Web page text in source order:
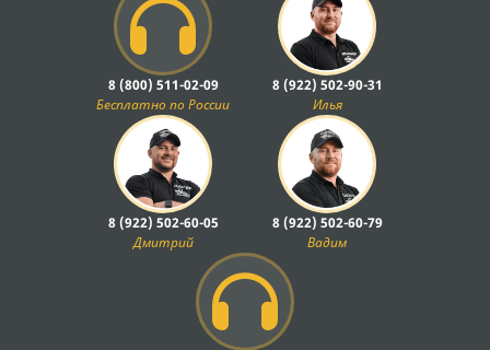
8 (800) 511-02-09
Бесплатно по России
8 (922) 502-90-31
Илья
8 (922) 502-60-05
Дмитрий
8 (922) 502-60-79
Вадим